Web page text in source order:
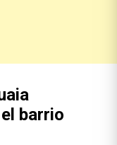
barrio